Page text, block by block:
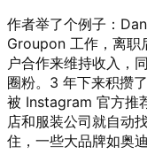
作者举了个例子：
Groupon 工作，离职
户合作来维持收入，
圈粉。3 年下来积攒
被 Instagram 官方推
店和服装公司就自动
住，一些大品牌如奥